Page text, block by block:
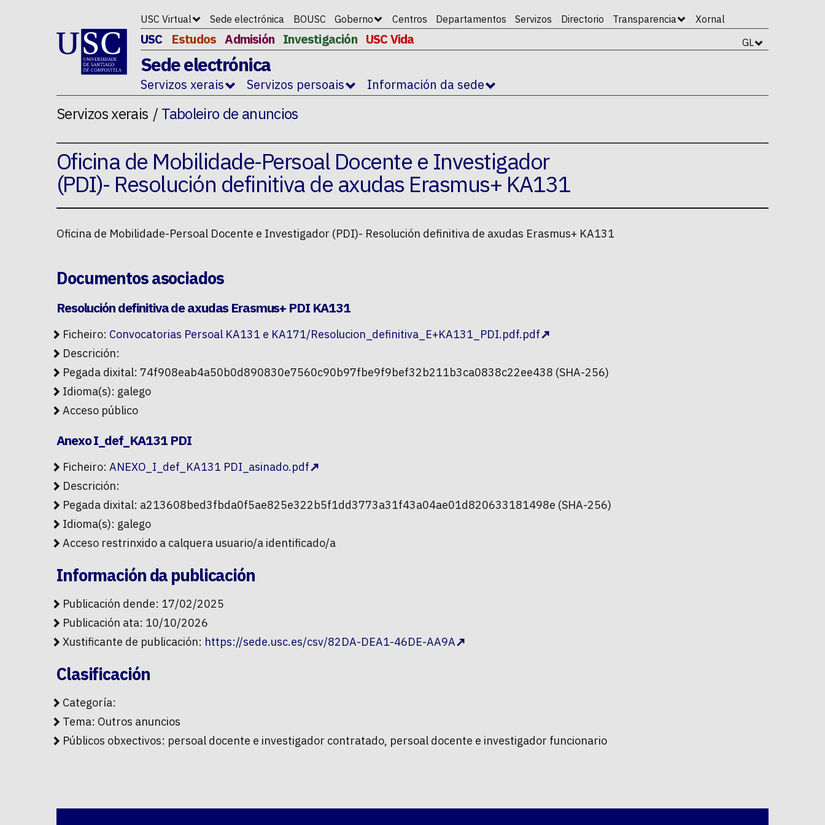
USC Virtual Sede electrónica BOUSC Goberno Centros Departamentos Servizos Directorio Transparencia Xornal
USC Estudos Admisión Investigación USC Vida
Sede electrónica
Servizos xerais Servizos persoais Información da sede
GL
Servizos xerais Taboleiro de anuncios
Oficina de Mobilidade-Persoal Docente e Investigador
(PDI)- Resolución definitiva de axudas Erasmus+ KA131
Oficina de Mobilidade-Persoal Docente e Investigador (PDI)- Resolución definitiva de axudas Erasmus+ KA131
Documentos asociados
Resolución definitiva de axudas Erasmus+ PDI KA131
Ficheiro: Convocatorias Persoal KA131 e KA171/Resolucion_definitiva_E+KA131_PDI.pdf.pdf
Descrición:
Pegada dixital: 74f908eab4a50b0d890830e7560c90b97fbe9f9bef32b211b3ca0838c22ee438 (SHA-256)
Idioma(s): galego
Acceso público
Anexo I_def_KA131 PDI
Ficheiro: ANEXO_I_def_KA131 PDI_asinado.pdf
Descrición:
Pegada dixital: a213608bed3fbda0f5ae825e322b5f1dd3773a31f43a04ae01d820633181498e (SHA-256)
Idioma(s): galego
Acceso restrinxido a calquera usuario/a identificado/a
Información da publicación
Publicación dende: 17/02/2025
Publicación ata: 10/10/2026
Xustificante de publicación: https://sede.usc.es/csv/82DA-DEA1-46DE-AA9A
Clasificación
Categoría:
Tema: Outros anuncios
Públicos obxectivos: persoal docente e investigador contratado, persoal docente e investigador funcionario